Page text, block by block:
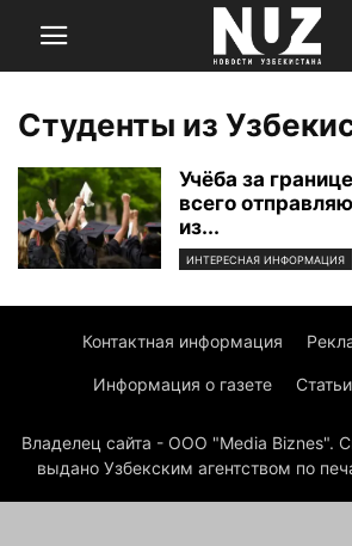
Студенты из
Учёба за
всего
из...
ИНТЕРЕСНАЯ ИНФОРМАЦИЯ
Контактная информация
Информация о газете
Владелец сайта - ООО "Media Biznes".
выдано Узбекским агентством по